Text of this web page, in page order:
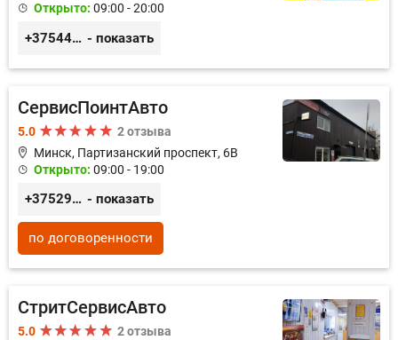
Открыто: 09:00 - 20:00
+375445317722 - показать
СервисПоинтАвто
5.0
2 отзыва
Минск, Партизанский проспект, 6В
Открыто: 09:00 - 19:00
+375296035003 - показать
по договоренности
СтритСервисАвто
5.0
2 отзыва